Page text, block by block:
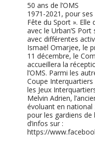
50 ans de l’OMS
1971-2021, pour ses
Fête du Sport ». Elle
avec le Urban’S
avec différentes
Ismaël Omarjee, le
11 décembre, le
accueillera la
l’OMS. Parmi les
Coupe
les Jeux
Melvin Adrien,
évoluant en national
pour les gardiens de
d’infos sur :
https://